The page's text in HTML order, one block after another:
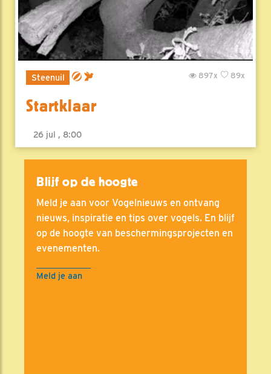
Steenuil 89x
897x
Startklaar
26 jul , 8:00
Blijf op de hoogte
Meld je aan voor Vogelnieuws en ontvang
nieuws, inspiratie en tips over vogels. En blijf
op de hoogte van beschermingsprojecten en
evenementen.
Meld je aan